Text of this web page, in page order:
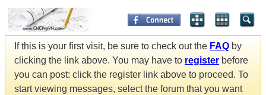
If this is your first visit, be sure to check out the FAQ by
clicking the link above. You may have to register before
you can post: click the register link above to proceed. To
start viewing messages, select the forum that you want